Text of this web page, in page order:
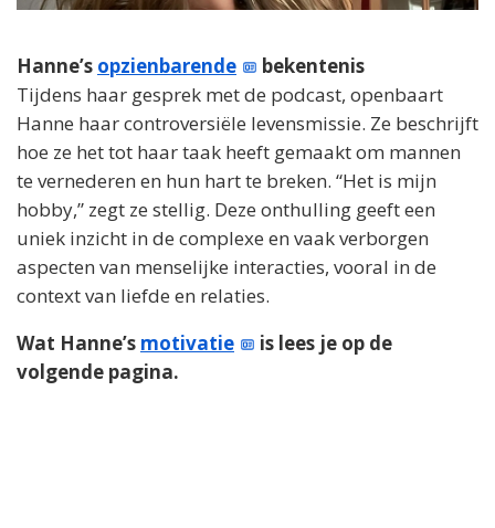
Hanne’s opzienbarende
bekentenis
Tijdens haar gesprek met de podcast, openbaart
Hanne haar controversiële levensmissie. Ze beschrijft
hoe ze het tot haar taak heeft gemaakt om mannen
te vernederen en hun hart te breken. “Het is mijn
hobby,” zegt ze stellig. Deze onthulling geeft een
uniek inzicht in de complexe en vaak verborgen
aspecten van menselijke interacties, vooral in de
context van liefde en relaties.
Wat Hanne’s motivatie
is lees je op de
volgende pagina.